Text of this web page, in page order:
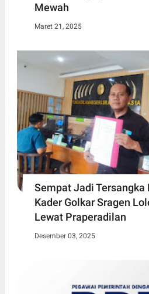
Mewah
Maret 21, 2025
Sempat Jadi Tersangka
Kader Golkar Sragen
Lewat Praperadilan
Desember 03, 2025